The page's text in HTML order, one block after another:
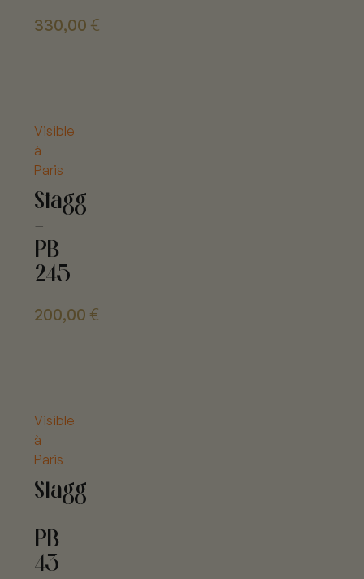
330,00 €
Visible
à
Paris
Stagg
-
PB
245
200,00 €
Visible
à
Paris
Stagg
-
PB
43